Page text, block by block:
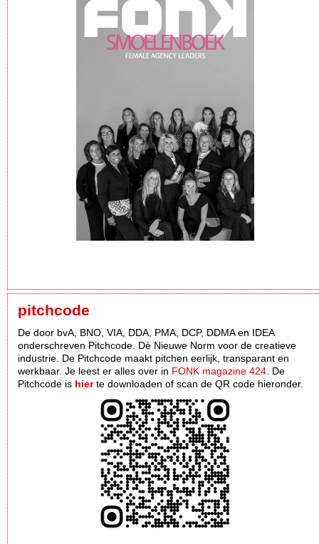
pitchcode
De door bvA, BNO, VIA, DDA, PMA, DCP, DDMA en IDEA
onderschreven Pitchcode. Dè Nieuwe Norm voor de creatieve
industrie. De Pitchcode maakt pitchen eerlijk, transparant en
werkbaar. Je leest er alles over in FONK magazine 424 . De
Pitchcode is hierte downloaden of scan de QR code hieronder.